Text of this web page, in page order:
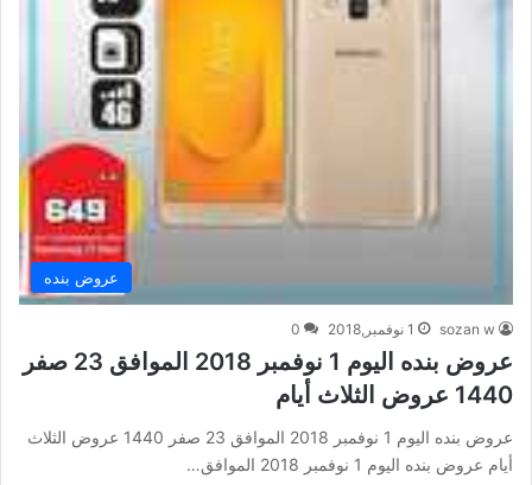
عروض بنده
sozan w 1 نوفمبر,2018 0
عروض بنده اليوم 1 نوفمبر 2018 الموافق 23 صفر
1440 عروض الثلاث أيام
عروض بنده اليوم 1 نوفمبر 2018 الموافق 23 صفر 1440 عروض الثلاث
أيام عروض بنده اليوم 1 نوفمبر 2018 الموافق…